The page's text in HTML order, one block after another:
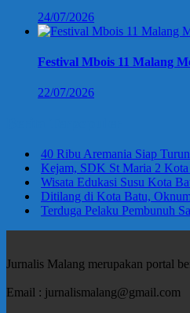
24/07/2026
Festival Mbois 11 Malang
22/07/2026
40 Ribu Aremania Siap
Kejam, SDK St Maria 2
Wisata Edukasi Susu Kota
Ditilang di Kota Batu,
Terduga Pelaku Pembunuh
Jurnalis Malang merupakan portal
Email : jurnalismalang@gmail.com